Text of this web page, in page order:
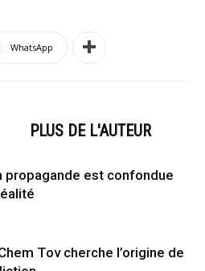
WhatsApp
PLUS DE L'AUTEUR
propagande est confondue
Tov cherche l’origine de